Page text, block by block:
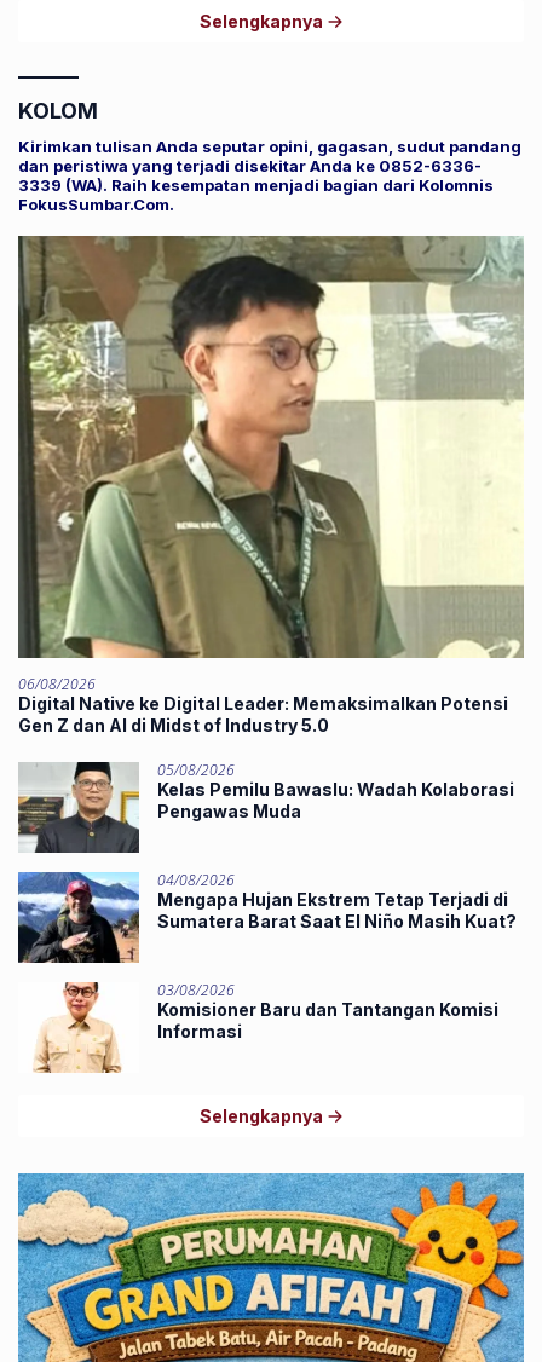
Selengkapnya
KOLOM
Kirimkan tulisan Anda seputar opini, gagasan, sudut pandang
dan peristiwa yang terjadi disekitar Anda ke 0852-6336-
3339 (WA). Raih kesempatan menjadi bagian dari Kolomnis
FokusSumbar.Com.
06/08/2026
Digital Native ke Digital Leader: Memaksimalkan Potensi
Gen Z dan AI di Midst of Industry 5.0
05/08/2026
Kelas Pemilu Bawaslu: Wadah Kolaborasi
Pengawas Muda
04/08/2026
Mengapa Hujan Ekstrem Tetap Terjadi di
Sumatera Barat Saat El Niño Masih Kuat?
03/08/2026
Komisioner Baru dan Tantangan Komisi
Informasi
Selengkapnya